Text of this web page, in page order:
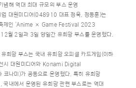
해 역대 최대 규모의 부스 운영
업 대원미디어(048910 대표 정욱, 정동훈)는
축제인 'Anime × Game Festival 2023
월 2일과 3일 양일간 유희왕 부스를 운영했다.
희왕 부스는 국내 유희왕 오피셜 카드게임(이하
시 대원미디어와 Konami Digital
나미)가 공동으로 운영했다. 특히 유희왕
내에서 운영된 유희왕 관련 부스로는 역대